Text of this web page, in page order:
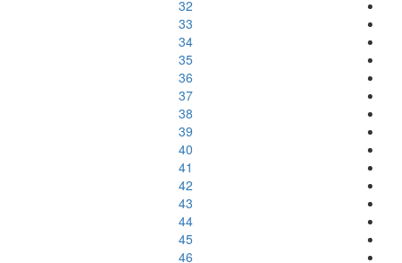
32
33
34
35
36
37
38
39
40
41
42
43
44
45
46